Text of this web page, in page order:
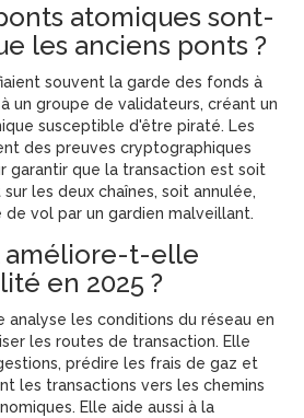
atomiques sont-
les anciens ponts ?
souvent la garde des fonds à
un groupe de validateurs, créant un
susceptible d'être piraté. Les
des preuves cryptographiques
garantir que la transaction est soit
les deux chaînes, soit annulée,
de vol par un gardien malveillant.
améliore-t-elle
en 2025 ?
analyse les conditions du réseau en
les routes de transaction. Elle
prédire les frais de gaz et
les transactions vers les chemins
Elle aide aussi à la